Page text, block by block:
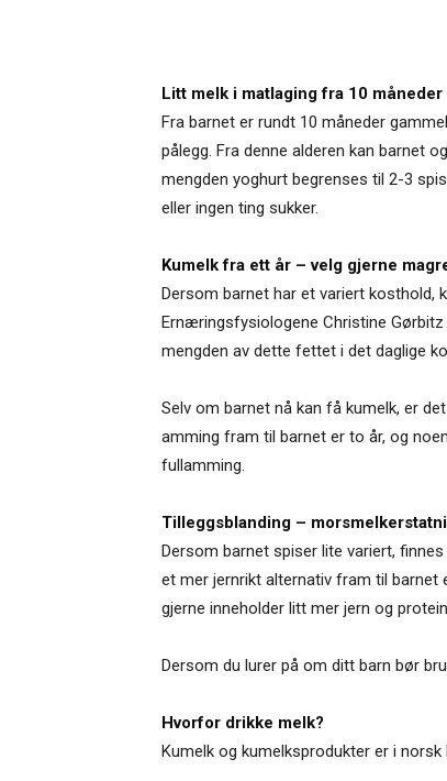
Litt melk i matlaging fra 10 måneder
Fra barnet er rundt 10 måneder
pålegg. Fra denne alderen kan barnet
mengden yoghurt begrenses til 2-3
eller ingen ting sukker.
Kumelk fra ett år – velg gjerne
Dersom barnet har et variert kosthold,
Ernæringsfysiologene Christine
mengden av dette fettet i det daglige
Selv om barnet nå kan få kumelk, er
amming fram til barnet er to år, og
fullamming.
Tilleggsblanding –
Dersom barnet spiser lite variert,
et mer jernrikt alternativ fram til barnet
gjerne inneholder litt mer jern og
Dersom du lurer på om ditt barn bør
Hvorfor drikke melk?
Kumelk og kumelksprodukter er i